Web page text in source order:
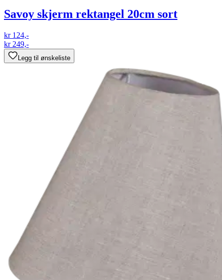
Savoy skjerm rektangel 20cm sort
kr 124,-
kr 249,-
Legg til ønskeliste